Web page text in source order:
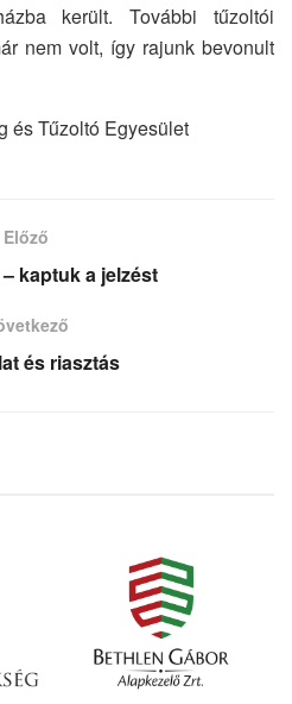
került. További tűzoltói
nem volt, így rajunk bevonult
és Tűzoltó Egyesület
Előző
– kaptuk a jelzést
és riasztás